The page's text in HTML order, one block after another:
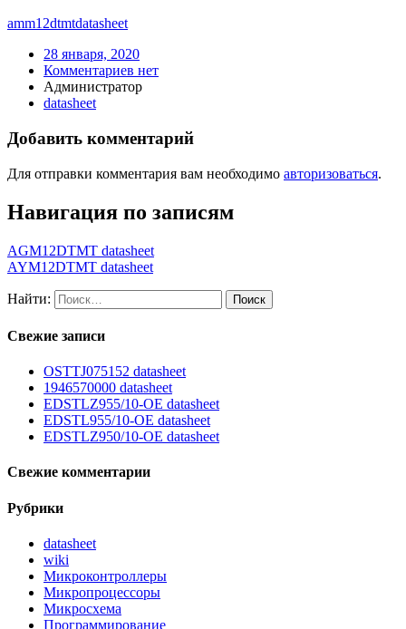
amm12dtmtdatasheet
28 января, 2020
Комментариев нет
Администратор
datasheet
Добавить комментарий
Для отправки комментария вам необходимо авторизоваться.
Навигация по записям
AGM12DTMT datasheet
AYM12DTMT datasheet
Найти:
Свежие записи
OSTTJ075152 datasheet
1946570000 datasheet
EDSTLZ955/10-OE datasheet
EDSTL955/10-OE datasheet
EDSTLZ950/10-OE datasheet
Свежие комментарии
Рубрики
datasheet
wiki
Микроконтроллеры
Микропроцессоры
Микросхема
Программирование